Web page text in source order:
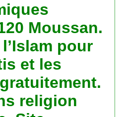
Moussan.
pour
et les
religion